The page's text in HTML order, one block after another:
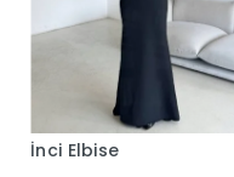
İnci Elbise